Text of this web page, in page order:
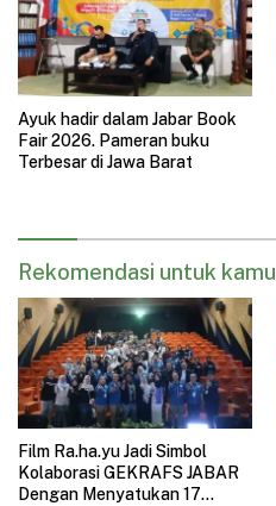
Ayuk hadir dalam Jabar Book
Fair 2026. Pameran buku
Terbesar di Jawa Barat
Rekomendasi untuk kamu
Film Ra.ha.yu Jadi Simbol
Kolaborasi GEKRAFS JABAR
Dengan Menyatukan 17